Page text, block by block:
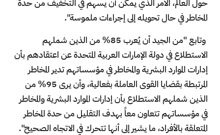
المخاطر في حال تحويله إلى إجراءات ملموسة".
وتابع "من الجيد أن يُعرب 85% من الذين شملهم
الاستطلاع في دولة الإمارات العربية المتحدة عن اعتقادهم بأن
إدارات الموارد البشرية والمخاطر في مؤسساتهم تدير المخاطر
المرتبطة بقضايا القوى العاملة بفعالية، وأن يرى 95% من
الذين شملهم الاستطلاع بأن إدارات الموارد البشرية والمخاطر
في مؤسساتهم تتعاون معاً بهدف التقليل من حدة المخاطر
المتعلقة بالأفراد، ما يشير إلى أنها تتحرك في الاتجاه الصحيح".